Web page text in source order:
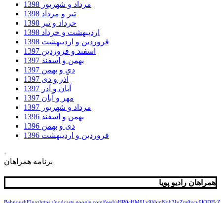
مرداد و شهریور 1398
تیر و مرداد 1398
خرداد و تیر 1398
اردیبهشت و خرداد 1398
فروردین و اردیبهشت 1398
اسفند و فروردین 1397
بهمن و اسفند 1397
دی و بهمن 1397
آذر و دی 1397
آبان و آذر 1397
مهر و آبان 1397
مرداد و شهریور 1397
بهمن و اسفند 1396
دی و بهمن 1396
فروردین و اردیبهشت 1396
-
برنامه همراهان
همراهان رادیو پویا